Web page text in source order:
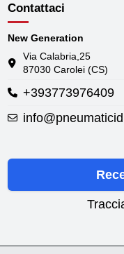
Contattaci
New Generation
Via Calabria,25
87030 Carolei (CS)
+393773976409